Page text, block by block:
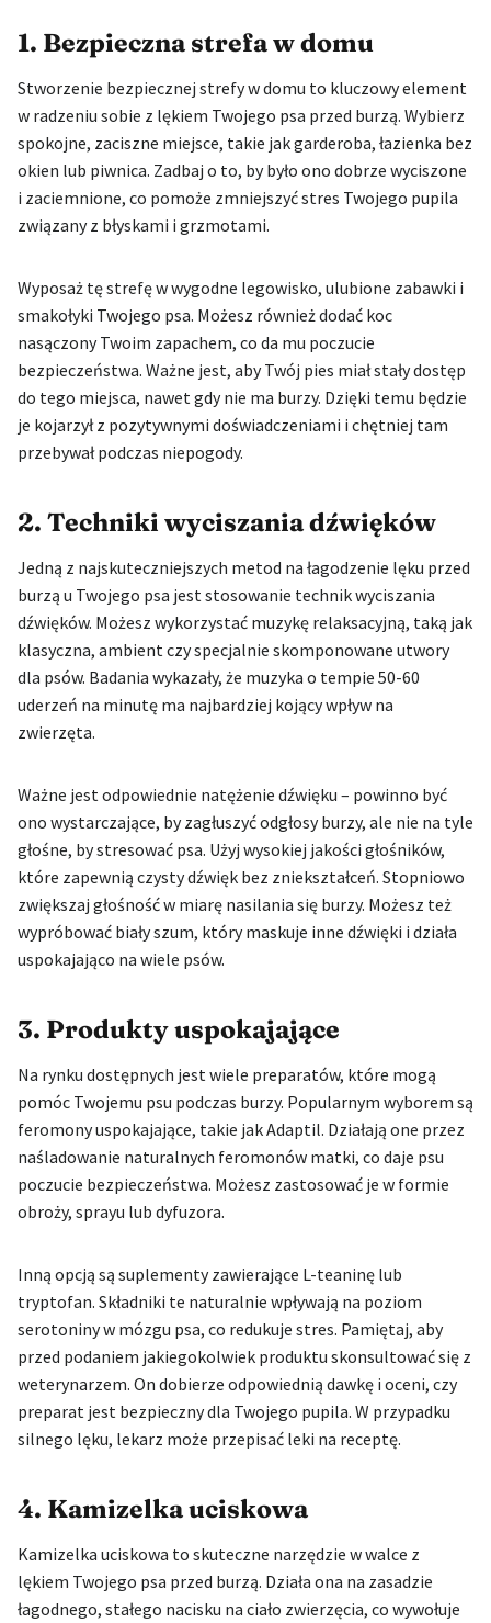
1. Bezpieczna strefa w domu
Stworzenie bezpiecznej strefy w domu to kluczowy element
w radzeniu sobie z lękiem Twojego psa przed burzą. Wybierz
spokojne, zaciszne miejsce, takie jak garderoba, łazienka bez
okien lub piwnica. Zadbaj o to, by było ono dobrze wyciszone
i zaciemnione, co pomoże zmniejszyć stres Twojego pupila
związany z błyskami i grzmotami.
Wyposaż tę strefę w wygodne legowisko, ulubione zabawki i
smakołyki Twojego psa. Możesz również dodać koc
nasączony Twoim zapachem, co da mu poczucie
bezpieczeństwa. Ważne jest, aby Twój pies miał stały dostęp
do tego miejsca, nawet gdy nie ma burzy. Dzięki temu będzie
je kojarzył z pozytywnymi doświadczeniami i chętniej tam
przebywał podczas niepogody.
2. Techniki wyciszania dźwięków
Jedną z najskuteczniejszych metod na łagodzenie lęku przed
burzą u Twojego psa jest stosowanie technik wyciszania
dźwięków. Możesz wykorzystać muzykę relaksacyjną, taką jak
klasyczna, ambient czy specjalnie skomponowane utwory
dla psów. Badania wykazały, że muzyka o tempie 50-60
uderzeń na minutę ma najbardziej kojący wpływ na
zwierzęta.
Ważne jest odpowiednie natężenie dźwięku – powinno być
ono wystarczające, by zagłuszyć odgłosy burzy, ale nie na tyle
głośne, by stresować psa. Użyj wysokiej jakości głośników,
które zapewnią czysty dźwięk bez zniekształceń. Stopniowo
zwiększaj głośność w miarę nasilania się burzy. Możesz też
wypróbować biały szum, który maskuje inne dźwięki i działa
uspokajająco na wiele psów.
3. Produkty uspokajające
Na rynku dostępnych jest wiele preparatów, które mogą
pomóc Twojemu psu podczas burzy. Popularnym wyborem są
feromony uspokajające, takie jak Adaptil. Działają one przez
naśladowanie naturalnych feromonów matki, co daje psu
poczucie bezpieczeństwa. Możesz zastosować je w formie
obroży, sprayu lub dyfuzora.
Inną opcją są suplementy zawierające L-teaninę lub
tryptofan. Składniki te naturalnie wpływają na poziom
serotoniny w mózgu psa, co redukuje stres. Pamiętaj, aby
przed podaniem jakiegokolwiek produktu skonsultować się z
weterynarzem. On dobierze odpowiednią dawkę i oceni, czy
preparat jest bezpieczny dla Twojego pupila. W przypadku
silnego lęku, lekarz może przepisać leki na receptę.
4. Kamizelka uciskowa
Kamizelka uciskowa to skuteczne narzędzie w walce z
lękiem Twojego psa przed burzą. Działa ona na zasadzie
łagodnego, stałego nacisku na ciało zwierzęcia, co wywołuje